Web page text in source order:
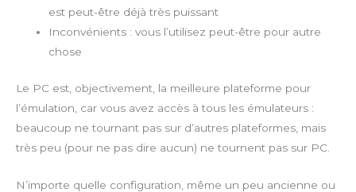
est peut-être déjà très puissant
Inconvénients : vous l’utilisez peut-être pour autre
chose
Le PC est, objectivement, la meilleure plateforme pour
l’émulation, car vous avez accès à tous les émulateurs :
beaucoup ne tournant pas sur d’autres plateformes, mais
très peu (pour ne pas dire aucun) ne tournent pas sur PC.
N’importe quelle configuration, même un peu ancienne ou